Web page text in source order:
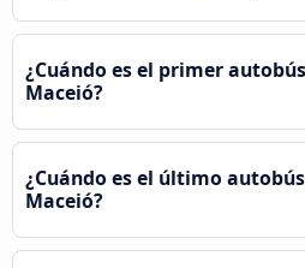
¿Cuándo es el primer
Maceió?
¿Cuándo es el último
Maceió?